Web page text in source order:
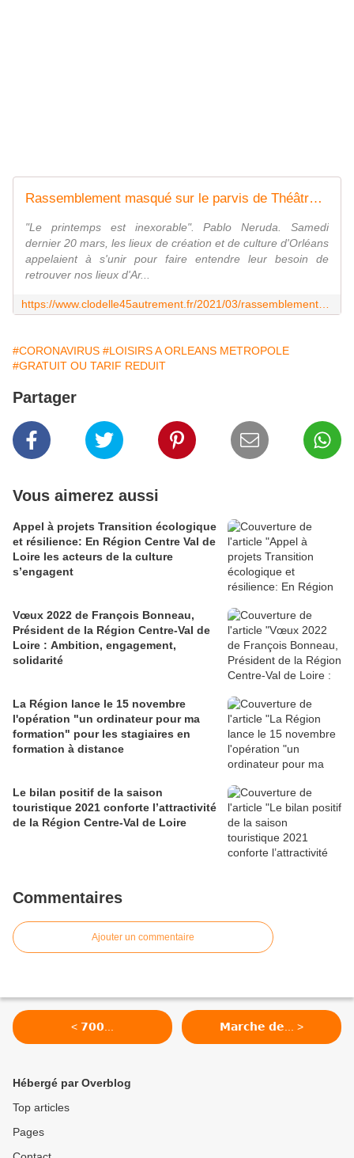
Rassemblement masqué sur le parvis de Théâtre d'Orléans occupé : Photos et vidéos du 20 mars 2021 - VIVRE AUTREMENT VOS LOISIRS avec Clodelle
"Le printemps est inexorable". Pablo Neruda. Samedi
dernier 20 mars, les lieux de création et de culture d'Orléans
appelaient à s'unir pour faire entendre leur besoin de
retrouver nos lieux d'Ar...
#CORONAVIRUS #LOISIRS A ORLEANS METROPOLE
#GRATUIT OU TARIF REDUIT
Partager
Vous aimerez aussi
Appel à projets Transition écologique
et résilience: En Région Centre Val de
Loire les acteurs de la culture
s’engagent
Vœux 2022 de François Bonneau,
Président de la Région Centre-Val de
Loire : Ambition, engagement,
solidarité
La Région lance le 15 novembre
l'opération "un ordinateur pour ma
formation" pour les stagiaires en
formation à distance
Le bilan positif de la saison
touristique 2021 conforte l’attractivité
de la Région Centre-Val de Loire
Commentaires
Ajouter un commentaire
< 𝟳𝟬𝟬... 𝗠𝗮𝗿𝗰𝗵𝗲 𝗱𝗲... >
Hébergé par Overblog
Top articles
Pages